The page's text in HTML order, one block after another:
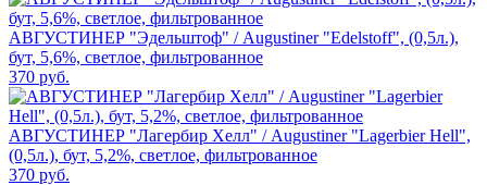
АВГУСТИНЕР "Эдельштоф" / Augustiner "Edelstoff", (0,5л.),
бут, 5,6%, светлое, фильтрованное
370 руб.
АВГУСТИНЕР "Лагербир Хелл" / Augustiner "Lagerbier Hell",
(0,5л.), бут, 5,2%, светлое, фильтрованное
370 руб.